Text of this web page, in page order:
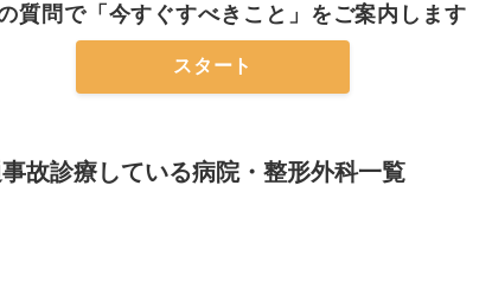
質問で「今すぐすべきこと」をご案内します
スタート
故診療している病院・整形外科一覧